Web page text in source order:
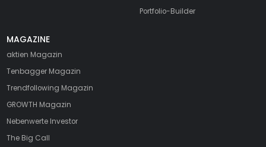
Portfolio-Builder
MAGAZINE
aktien Magazin
Tenbagger Magazin
Trendfollowing Magazin
GROWTH Magazin
Nebenwerte Investor
The Big Call